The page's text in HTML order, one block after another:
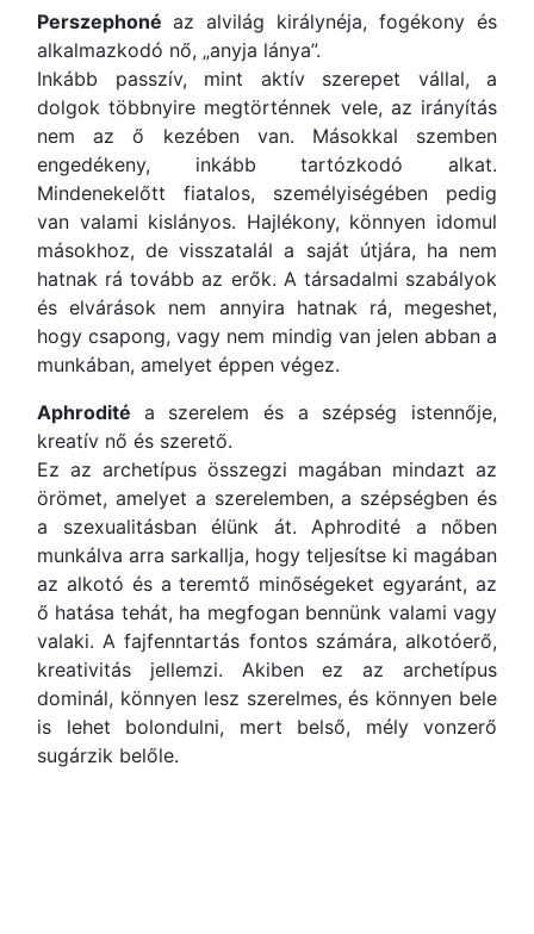
Perszephoné az alvilág királynéja, fogékony és
alkalmazkodó nő, „anyja lánya”.
Inkább passzív, mint aktív szerepet vállal, a
dolgok többnyire megtörténnek vele, az irányítás
nem az ő kezében van. Másokkal szemben
engedékeny, inkább tartózkodó alkat.
Mindenekelőtt fiatalos, személyiségében pedig
van valami kislányos. Hajlékony, könnyen idomul
másokhoz, de visszatalál a saját útjára, ha nem
hatnak rá tovább az erők. A társadalmi szabályok
és elvárások nem annyira hatnak rá, megeshet,
hogy csapong, vagy nem mindig van jelen abban a
munkában, amelyet éppen végez.
Aphrodité a szerelem és a szépség istennője,
kreatív nő és szerető.
Ez az archetípus összegzi magában mindazt az
örömet, amelyet a szerelemben, a szépségben és
a szexualitásban élünk át. Aphrodité a nőben
munkálva arra sarkallja, hogy teljesítse ki magában
az alkotó és a teremtő minőségeket egyaránt, az
ő hatása tehát, ha megfogan bennünk valami vagy
valaki. A fajfenntartás fontos számára, alkotóerő,
kreativitás jellemzi. Akiben ez az archetípus
dominál, könnyen lesz szerelmes, és könnyen bele
is lehet bolondulni, mert belső, mély vonzerő
sugárzik belőle.